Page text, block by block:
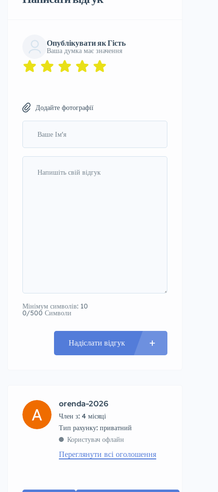
Опублікувати як Гість
Ваша думка має значення
Додайте фотографії
Мінімум символів: 10
0/500 Символи
Надіслати відгук
orenda-2026
Член з: 4 місяці
тип рахунку: приватний
Користувач офлайн
Переглянути всі оголошення